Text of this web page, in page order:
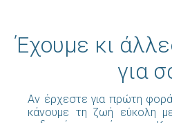
Έχουμε κι
για
Αν έρχεστε για πρώτη
κάνουμε τη ζωή εύκολη